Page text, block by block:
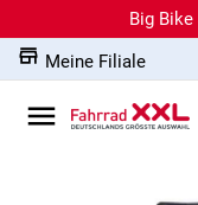
Big Bike
Meine Filiale